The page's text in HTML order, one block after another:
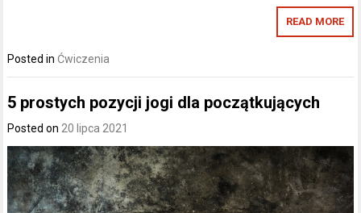
READ MORE
Posted in Ćwiczenia
5 prostych pozycji jogi dla początkujących
Posted on 20 lipca 2021